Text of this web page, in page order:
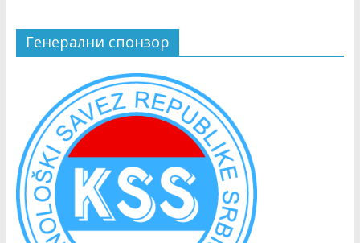
Генерални спонзор